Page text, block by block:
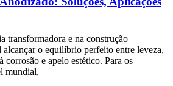
transformadora e na construção
alcançar o equilíbrio perfeito entre leveza,
corrosão e apelo estético. Para os
mundial,